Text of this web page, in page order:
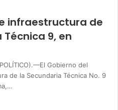
infraestructura de
Técnica 9, en
Gobierno del
de la Secundaria Técnica No. 9